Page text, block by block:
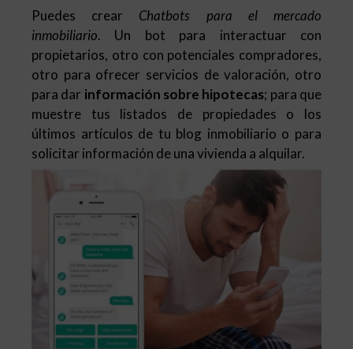
Puedes crear Chatbots para el mercado
inmobiliario. Un bot para interactuar con
propietarios, otro con potenciales compradores,
otro para ofrecer servicios de valoración, otro
para dar información sobre hipotecas; para que
muestre tus listados de propiedades o los
últimos artículos de tu blog inmobiliario o para
solicitar información de una vivienda a alquilar.